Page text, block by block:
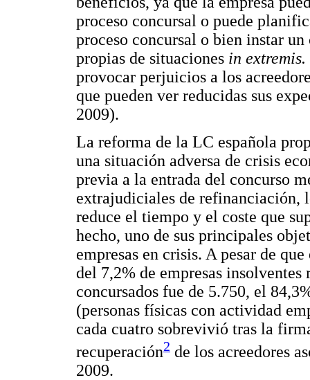
proceso concursal o puede
proceso concursal o bien instar
propias de situaciones in extremis.
provocar perjuicios a los
que pueden ver reducidas sus
2009).
La reforma de la LC española
una situación adversa de crisis
previa a la entrada del concurso
extrajudiciales de refinanciación,
reduce el tiempo y el coste que
hecho, uno de sus principales
empresas en crisis. A pesar de
del 7,2% de empresas insolventes
concursados fue de 5.750, el
(personas físicas con actividad
cada cuatro sobrevivió tras la
recuperación2 de los acreedores
2009.